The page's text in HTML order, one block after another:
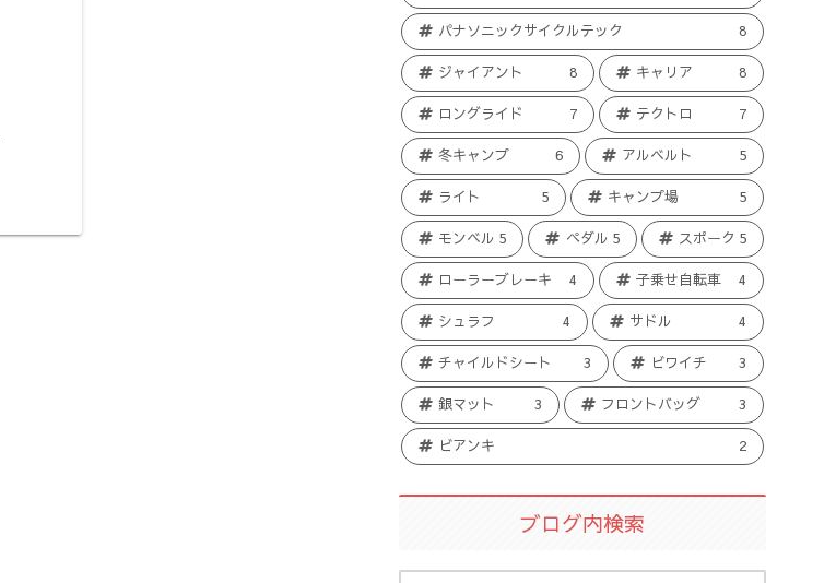
パナソニックサイクルテック 8
ジャイアント 8 キャリア 8
ロングライド 7 テクトロ 7
冬キャンプ 6 アルベルト 5
ライト 5 キャンプ場 5
モンベル 5 ペダル 5 スポーク 5
ローラーブレーキ 4 子乗せ自転車 4
シュラフ 4 サドル 4
チャイルドシート 3 ビワイチ 3
銀マット 3 フロントバッグ 3
ビアンキ 2
ブログ内検索